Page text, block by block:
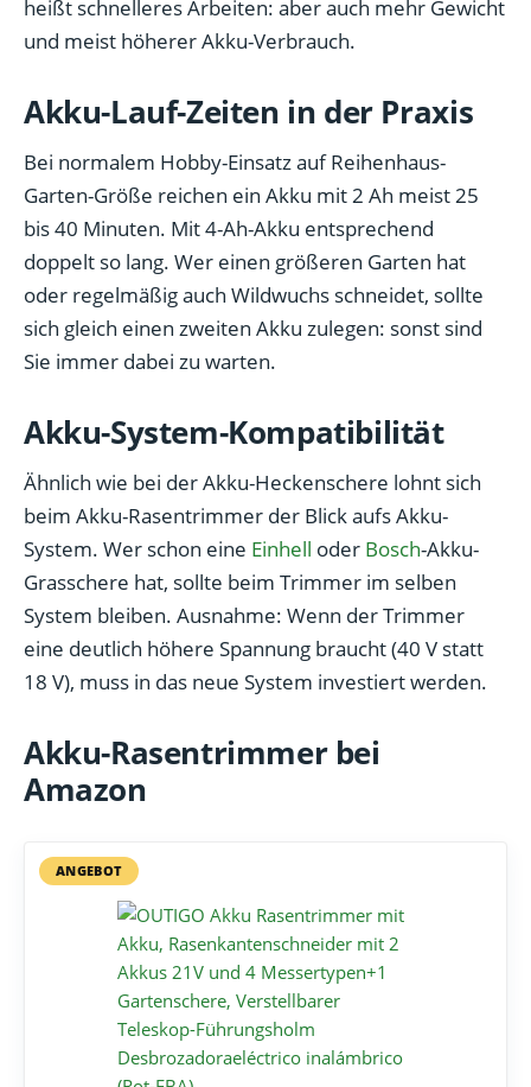
heißt schnelleres Arbeiten: aber auch mehr Gewicht
und meist höherer Akku-Verbrauch.
Akku-Lauf-Zeiten in der Praxis
Bei normalem Hobby-Einsatz auf Reihenhaus-
Garten-Größe reichen ein Akku mit 2 Ah meist 25
bis 40 Minuten. Mit 4-Ah-Akku entsprechend
doppelt so lang. Wer einen größeren Garten hat
oder regelmäßig auch Wildwuchs schneidet, sollte
sich gleich einen zweiten Akku zulegen: sonst sind
Sie immer dabei zu warten.
Akku-System-Kompatibilität
Ähnlich wie bei der Akku-Heckenschere lohnt sich
beim Akku-Rasentrimmer der Blick aufs Akku-
System. Wer schon eine Einhell oder Bosch-Akku-
Grasschere hat, sollte beim Trimmer im selben
System bleiben. Ausnahme: Wenn der Trimmer
eine deutlich höhere Spannung braucht (40 V statt
18 V), muss in das neue System investiert werden.
Akku-Rasentrimmer bei
Amazon
ANGEBOT